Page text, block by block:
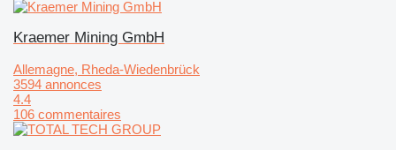
Kraemer Mining GmbH
Allemagne, Rheda-Wiedenbrück
3594 annonces
4.4
106 commentaires